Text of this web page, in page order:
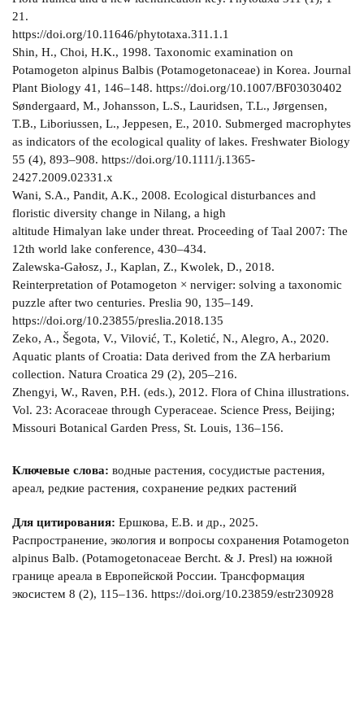
21.
https://doi.org/10.11646/phytotaxa.311.1.1
Shin, H., Choi, H.K., 1998. Taxonomic examination on
Potamogeton alpinus Balbis (Potamogetonaceae) in Korea. Journal
Plant Biology 41, 146–148. https://doi.org/10.1007/BF03030402
Søndergaard, M., Johansson, L.S., Lauridsen, T.L., Jørgensen,
T.B., Liboriussen, L., Jeppesen, E., 2010. Submerged macrophytes
as indicators of the ecological quality of lakes. Freshwater Biology
55 (4), 893–908. https://doi.org/10.1111/j.1365-
2427.2009.02331.x
Wani, S.A., Pandit, A.K., 2008. Ecological disturbances and
floristic diversity change in Nilang, a high
altitude Himalyan lake under threat. Proceeding of Taal 2007: The
12th world lake conference, 430–434.
Zalewska-Gałosz, J., Kaplan, Z., Kwolek, D., 2018.
Reinterpretation of Potamogeton × nerviger: solving a taxonomic
puzzle after two centuries. Preslia 90, 135–149.
https://doi.org/10.23855/preslia.2018.135
Zeko, A., Šegota, V., Vilović, T., Koletić, N., Alegro, A., 2020.
Aquatic plants of Croatia: Data derived from the ZA herbarium
collection. Natura Croatica 29 (2), 205–216.
Zhengyi, W., Raven, P.H. (eds.), 2012. Flora of China illustrations.
Vol. 23: Acoraceae through Cyperaceae. Science Press, Beijing;
Missouri Botanical Garden Press, St. Louis, 136–156.
Ключевые слова: водные растения, сосудистые растения,
ареал, редкие растения, сохранение редких растений
Для цитирования: Ершкова, Е.В. и др., 2025.
Распространение, экология и вопросы сохранения Potamogeton
alpinus Balb. (Potamogetonaceae Bercht. & J. Presl) на южной
границе ареала в Европейской России. Трансформация
экосистем 8 (2), 115–136. https://doi.org/10.23859/estr230928